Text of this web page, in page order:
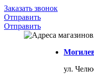
Заказать звонок
Отправить
Отправить
ул.